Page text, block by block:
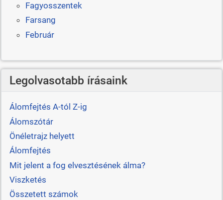
Fagyosszentek
Farsang
Február
Legolvasotabb írásaink
Álomfejtés A-tól Z-ig
Álomszótár
Önéletrajz helyett
Álomfejtés
Mit jelent a fog elvesztésének álma?
Viszketés
Összetett számok